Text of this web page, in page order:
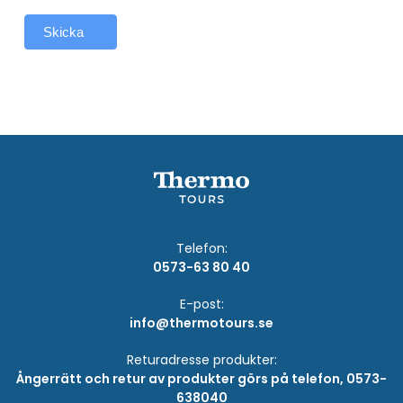
Skicka
Telefon:
0573-63 80 40
E-post:
info@thermotours.se
Returadresse produkter:
Ångerrätt och retur av produkter görs på telefon, 0573-
638040